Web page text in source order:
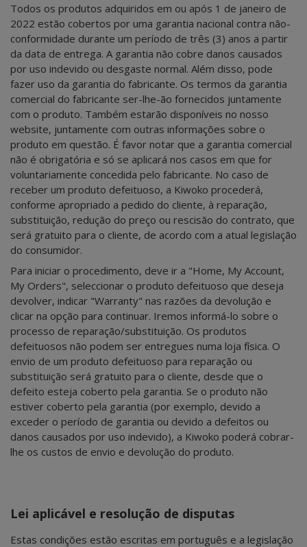
Todos os produtos adquiridos em ou após 1 de janeiro de
2022 estão cobertos por uma garantia nacional contra não-
conformidade durante um período de três (3) anos a partir
da data de entrega. A garantia não cobre danos causados
por uso indevido ou desgaste normal. Além disso, pode
fazer uso da garantia do fabricante. Os termos da garantia
comercial do fabricante ser-lhe-ão fornecidos juntamente
com o produto. Também estarão disponíveis no nosso
website, juntamente com outras informações sobre o
produto em questão. É favor notar que a garantia comercial
não é obrigatória e só se aplicará nos casos em que for
voluntariamente concedida pelo fabricante. No caso de
receber um produto defeituoso, a Kiwoko procederá,
conforme apropriado a pedido do cliente, à reparação,
substituição, redução do preço ou rescisão do contrato, que
será gratuito para o cliente, de acordo com a atual legislação
do consumidor.
Para iniciar o procedimento, deve ir a "Home, My Account,
My Orders", seleccionar o produto defeituoso que deseja
devolver, indicar "Warranty" nas razões da devolução e
clicar na opção para continuar. Iremos informá-lo sobre o
processo de reparação/substituição. Os produtos
defeituosos não podem ser entregues numa loja física. O
envio de um produto defeituoso para reparação ou
substituição será gratuito para o cliente, desde que o
defeito esteja coberto pela garantia. Se o produto não
estiver coberto pela garantia (por exemplo, devido a
exceder o período de garantia ou devido a defeitos ou
danos causados por uso indevido), a Kiwoko poderá cobrar-
lhe os custos de envio e devolução do produto.
Lei aplicável e resolução de disputas
Estas condições estão escritas em português e a legislação